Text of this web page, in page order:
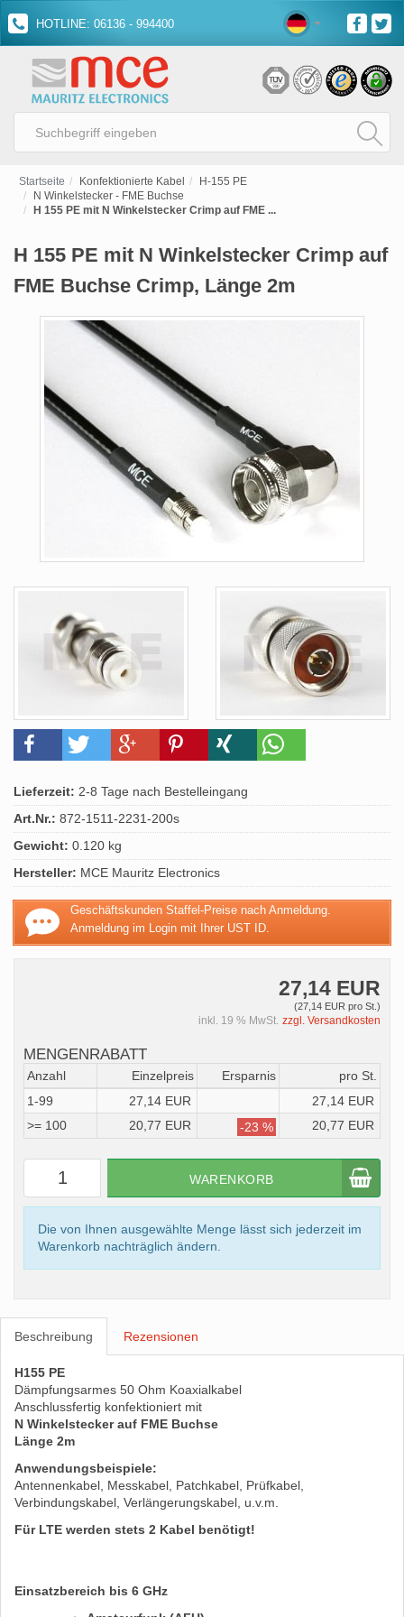
HOTLINE: 06136 - 994400
Startseite Konfektionierte Kabel
H-155 PE
N Winkelstecker - FME Buchse
H 155 PE mit N Winkelstecker Crimp auf FME ...
H 155 PE mit N Winkelstecker Crimp auf
FME Buchse Crimp, Länge 2m
Lieferzeit: 2-8 Tage nach Bestelleingang
Art.Nr.: 872-1511-2231-200s
Gewicht: 0.120 kg
Hersteller: MCE Mauritz Electronics
Geschäftskunden Staffel-Preise nach Anmeldung.
Anmeldung im Login mit Ihrer UST ID.
27,14 EUR
(27,14 EUR pro St.)
inkl. 19 % MwSt. zzgl. Versandkosten
MENGENRABATT
Anzahl Einzelpreis Ersparnis
pro St.
1-99
27,14 EUR
27,14 EUR
>= 100
20,77 EUR -23 % 20,77 EUR
WARENKORB
Die von Ihnen ausgewählte Menge lässt sich jederzeit im
Warenkorb nachträglich ändern.
Beschreibung Rezensionen
H155 PE
Dämpfungsarmes 50 Ohm Koaxialkabel
Anschlussfertig konfektioniert mit
N Winkelstecker auf FME Buchse
Länge 2m
Anwendungsbeispiele:
Antennenkabel, Messkabel, Patchkabel, Prüfkabel,
Verbindungskabel, Verlängerungskabel, u.v.m.
Für LTE werden stets 2 Kabel benötigt!
Einsatzbereich bis 6 GHz